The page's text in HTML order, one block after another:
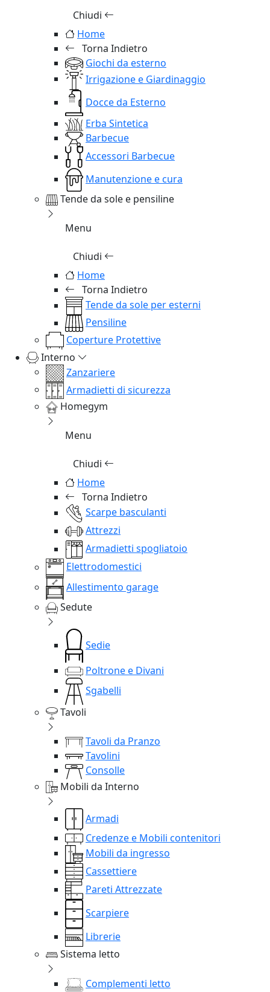
Chiudi
Home
Torna Indietro
Giochi da esterno
Irrigazione e Giardinaggio
Docce da Esterno
Erba Sintetica
Barbecue
Accessori Barbecue
Manutenzione e cura
Tende da sole e pensiline
Menu
Chiudi
Home
Torna Indietro
Tende da sole per esterni
Pensiline
Coperture Protettive
Interno
Zanzariere
Armadietti di sicurezza
Homegym
Menu
Chiudi
Home
Torna Indietro
Scarpe basculanti
Attrezzi
Armadietti spogliatoio
Elettrodomestici
Allestimento garage
Sedute
Sedie
Poltrone e Divani
Sgabelli
Tavoli
Tavoli da Pranzo
Tavolini
Consolle
Mobili da Interno
Armadi
Credenze e Mobili contenitori
Mobili da ingresso
Cassettiere
Pareti Attrezzate
Scarpiere
Librerie
Sistema letto
Complementi letto